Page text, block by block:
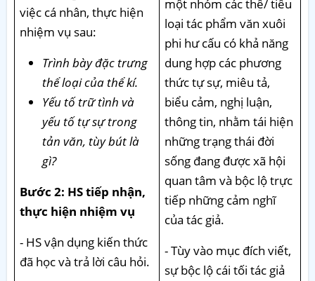
việc cá nhân, thực hiện
nhiệm vụ sau:
Trình bày đặc trưng
thể loại của thể kí.
Yếu tố trữ tình và
yếu tố tự sự trong
tản văn, tùy bút là
gì?
Bước 2: HS tiếp nhận,
thực hiện nhiệm vụ
- HS vận dụng kiến thức
đã học và trả lời câu hỏi.
một nhóm các thể/ tiểu
loại tác phẩm văn xuôi
phi hư cấu có khả năng
dung hợp các phương
thức tự sự, miêu tả,
biểu cảm, nghị luận,
thông tin, nhằm tái hiện
những trạng thái đời
sống đang được xã hội
quan tâm và bộc lộ trực
tiếp những cảm nghĩ
của tác giả.
- Tùy vào mục đích viết,
sự bộc lộ cái tối tác giả